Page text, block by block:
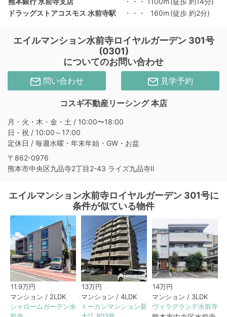
ドラッグストアコスモス 水前寺駅
・・・ 160m (徒歩 約2分)
エイルマンション水前寺ロイヤルガーデン 301号
(0301)
についてのお問い合わせ
問い合わせ 見学予約
コスギ不動産リーシング 本店
月・火・木・金・土 / 10:00〜18:00
日・祝 / 10:00～17:00
定休日 / 毎週水曜・年末年始・GW・お盆
〒862-0976
熊本市中央区九品寺2丁目2-43 ライズ九品寺II
エイルマンション水前寺ロイヤルガーデン 301号に
条件が似ている物件
11.9万円
マンション / 2LDK
シャロームガーデン水
13万円
マンション / 4LDK
トーカンマンション新
14万円
マンション / 3LDK
ヴィラグランデ水前寺